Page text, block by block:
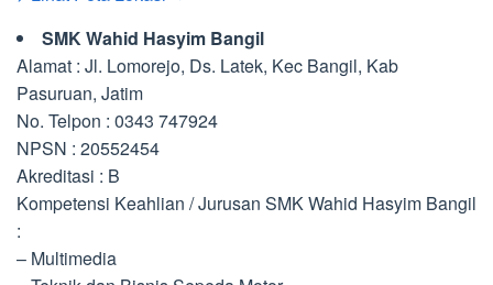
SMK Wahid Hasyim Bangil
Alamat : Jl. Lomorejo, Ds. Latek, Kec Bangil, Kab
Pasuruan, Jatim
No. Telpon : 0343 747924
NPSN : 20552454
Akreditasi : B
Kompetensi Keahlian / Jurusan SMK Wahid Hasyim Bangil
:
– Multimedia